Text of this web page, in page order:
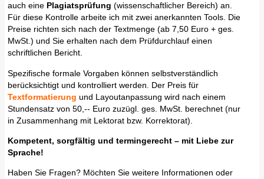
auch eine Plagiatsprüfung (wissenschaftlicher Bereich) an.
Für diese Kontrolle arbeite ich mit zwei anerkannten Tools. Die
Preise richten sich nach der Textmenge (ab 7,50 Euro + ges.
MwSt.) und Sie erhalten nach dem Prüfdurchlauf einen
schriftlichen Bericht.
Spezifische formale Vorgaben können selbstverständlich
berücksichtigt und kontrolliert werden. Der Preis für
Textformatierung und Layoutanpassung wird nach einem
Stundensatz von 50,-- Euro zuzügl. ges. MwSt. berechnet (nur
in Zusammenhang mit Lektorat bzw. Korrektorat).
Kompetent, sorgfältig und termingerecht – mit Liebe zur
Sprache!
Haben Sie Fragen? Möchten Sie weitere Informationen oder